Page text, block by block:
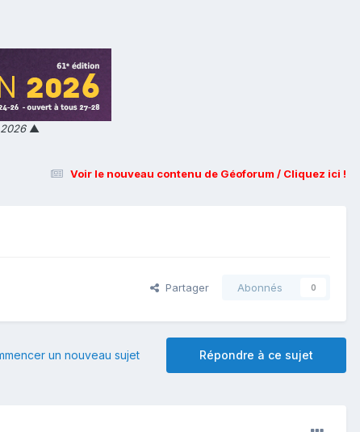
▲
Voir le nouveau contenu de Géoforum / Cliquez ici !
Partager Abonnés 0
Répondre à ce sujet
un nouveau sujet